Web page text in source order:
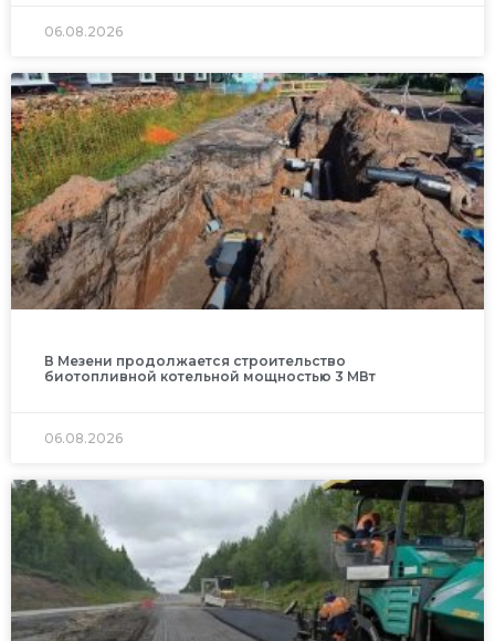
06.08.2026
В Мезени продолжается строительство
биотопливной котельной мощностью 3 МВт
06.08.2026